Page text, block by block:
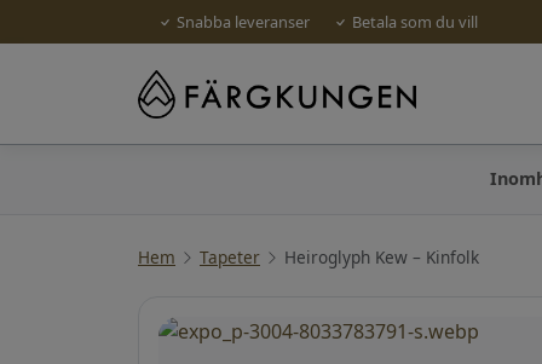
Snabba leveranser Betala som du vill
Hem Tapeter Heiroglyph Kew – Kinfolk